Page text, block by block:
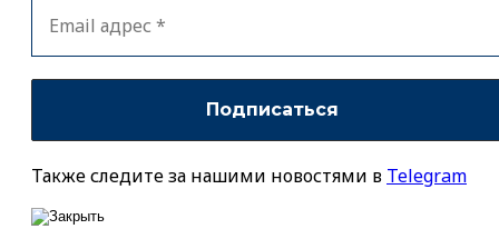
Также следите за нашими новостями в Telegram